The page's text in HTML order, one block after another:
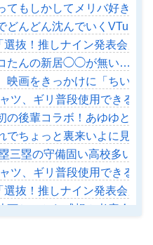
てもしかしてメリバ好きか？
どんどん沈んでいくVTuber
選抜！推しナイン発表会」
コたんの新居◯◯が無い…
映画をきっかけに「ちい
ツ、ギリ普段使用できる感
の後輩コラボ！あゆゆとお
でちょっと裏来いよに見える
三塁の守備固い高校多いよ
ツ、ギリ普段使用できる感
選抜！推しナイン発表会」
画ちいかわ感想＆考察会＆